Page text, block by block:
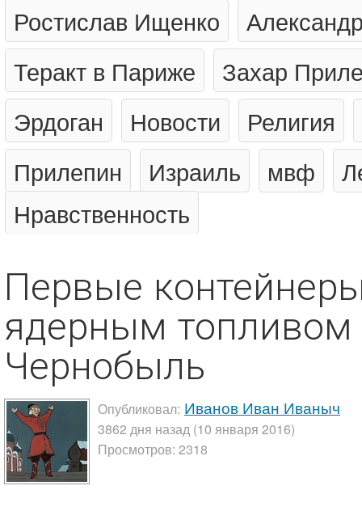
Ростислав Ищенко
Теракт в Париже
Захар
Эрдоган
Новости
Религия
Прилепин
Израиль мвф
Нравственность
Первые
ядерным
Чернобыль
Опубликовал: Иванов Иван Иваныч
3862 дня назад (10 января 2016)
Просмотров: 2318